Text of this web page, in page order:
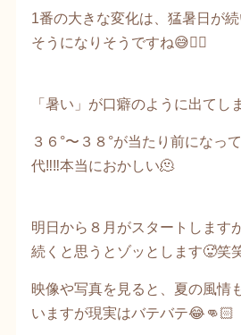
1番の大きな変化は、猛暑日が
そうになりそうですね😅✋🏻
「暑い」が口癖のように出てし
３６°〜３８°が当たり前になっ
代‼️‼️本当におかしい🫠
明日から８月がスタートします
続くと思うとゾッとします🥵笑
映像や写真を見ると、夏の風情
いますが現実はバテバテ😂👊🏻